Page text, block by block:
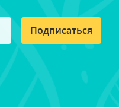
Подписаться